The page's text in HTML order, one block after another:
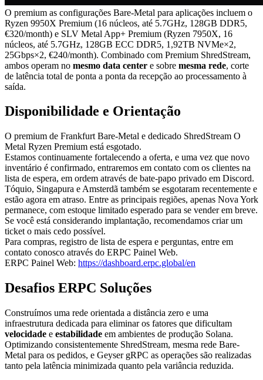
O premium as configurações Bare-Metal para aplicações incluem o
Ryzen 9950X Premium (16 núcleos, até 5.7GHz, 128GB DDR5,
€320/month) e SLV Metal App+ Premium (Ryzen 7950X, 16
núcleos, até 5.7GHz, 128GB ECC DDR5, 1,92TB NVMe×2,
25Gbps×2, €240/month). Combinado com Premium ShredStream,
ambos operam no mesmo data center e sobre mesma rede, corte
de latência total de ponta a ponta da recepção ao processamento à
saída.
Disponibilidade e Orientação
O premium de Frankfurt Bare-Metal e dedicado ShredStream O
Metal Ryzen Premium está esgotado.
Estamos continuamente fortalecendo a oferta, e uma vez que novo
inventário é confirmado, entraremos em contato com os clientes na
lista de espera, em ordem através de bate-papo privado em Discord.
Tóquio, Singapura e Amsterdã também se esgotaram recentemente e
estão agora em atraso. Entre as principais regiões, apenas Nova York
permanece, com estoque limitado esperado para se vender em breve.
Se você está considerando implantação, recomendamos criar um
ticket o mais cedo possível.
Para compras, registro de lista de espera e perguntas, entre em
contato conosco através do ERPC Painel Web.
ERPC Painel Web: https://dashboard.erpc.global/en
Desafios ERPC Soluções
Construímos uma rede orientada a distância zero e uma
infraestrutura dedicada para eliminar os fatores que dificultam
velocidade e estabilidade em ambientes de produção Solana.
Optimizando consistentemente ShredStream, mesma rede Bare-
Metal para os pedidos, e Geyser gRPC as operações são realizadas
tanto pela latência minimizada quanto pela variância reduzida.